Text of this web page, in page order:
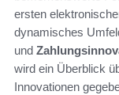
ersten
dynamisches
und
wird ein Überblick
Innovationen